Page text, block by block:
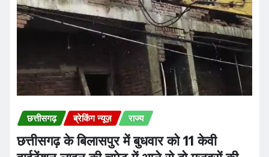
छत्तीसगढ़ ब्रेकिंग न्यूज़ राज्य
छत्तीसगढ़ के बिलासपुर में बुधवार को 11 केवी